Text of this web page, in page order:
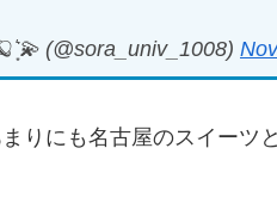
͙͛💫 (@sora_univ_1008)
りにも名古屋のスイーツ